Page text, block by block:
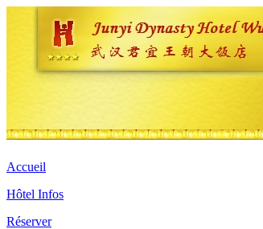
Accueil
Hôtel Infos
Réserver